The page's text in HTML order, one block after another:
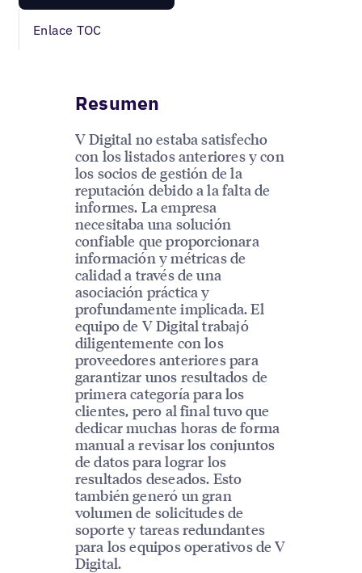
Enlace TOC
Resumen
V Digital no estaba satisfecho
con los listados anteriores y con
los socios de gestión de la
reputación debido a la falta de
informes. La empresa
necesitaba una solución
confiable que proporcionara
información y métricas de
calidad a través de una
asociación práctica y
profundamente implicada. El
equipo de V Digital trabajó
diligentemente con los
proveedores anteriores para
garantizar unos resultados de
primera categoría para los
clientes, pero al final tuvo que
dedicar muchas horas de forma
manual a revisar los conjuntos
de datos para lograr los
resultados deseados. Esto
también generó un gran
volumen de solicitudes de
soporte y tareas redundantes
para los equipos operativos de V
Digital.